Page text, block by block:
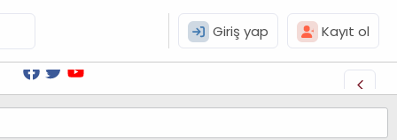
Giriş yap Kayıt ol